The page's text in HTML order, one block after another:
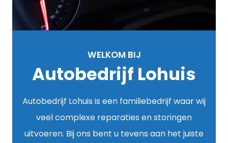
WELKOM BIJ
Autobedrijf Lohuis
Autobedrijf Lohuis is een familiebedrijf waar wij
veel complexe reparaties en storingen
uitvoeren. Bij ons bent u tevens aan het juiste